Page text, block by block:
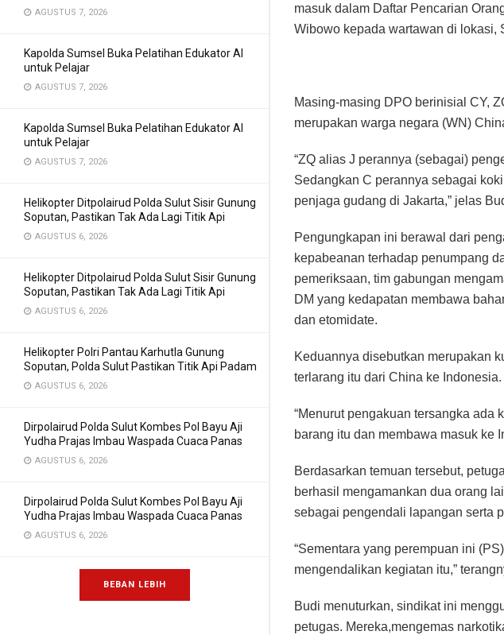
AGUSTUS 7, 2026
Kapolda Sumsel Buka Pelatihan Edukator AI
untuk Pelajar
AGUSTUS 7, 2026
Kapolda Sumsel Buka Pelatihan Edukator AI
untuk Pelajar
AGUSTUS 7, 2026
Helikopter Ditpolairud Polda Sulut Sisir Gunung
Soputan, Pastikan Tak Ada Lagi Titik Api
AGUSTUS 6, 2026
Helikopter Ditpolairud Polda Sulut Sisir Gunung
Soputan, Pastikan Tak Ada Lagi Titik Api
AGUSTUS 6, 2026
Helikopter Polri Pantau Karhutla Gunung
Soputan, Polda Sulut Pastikan Titik Api Padam
AGUSTUS 6, 2026
Dirpolairud Polda Sulut Kombes Pol Bayu Aji
Yudha Prajas Imbau Waspada Cuaca Panas
AGUSTUS 6, 2026
Dirpolairud Polda Sulut Kombes Pol Bayu Aji
Yudha Prajas Imbau Waspada Cuaca Panas
AGUSTUS 6, 2026
BEBAN LEBIH
masuk dalam Daftar Pencarian
Wibowo kepada wartawan di lokasi,
Masing-masing DPO berinisial CY,
merupakan warga negara (WN)
“ZQ alias J perannya (sebagai)
Sedangkan C perannya sebagai
penjaga gudang di Jakarta,” jelas
Pengungkapan ini berawal dari
kepabeanan terhadap penumpang
pemeriksaan, tim gabungan
DM yang kedapatan membawa
dan etomidate.
Keduannya disebutkan merupakan
terlarang itu dari China ke Indonesia.
“Menurut pengakuan tersangka ada
barang itu dan membawa masuk ke
Berdasarkan temuan tersebut,
berhasil mengamankan dua orang
sebagai pengendali lapangan serta
“Sementara yang perempuan ini
mengendalikan kegiatan itu,”
Budi menuturkan, sindikat ini
petugas. Mereka,mengemas